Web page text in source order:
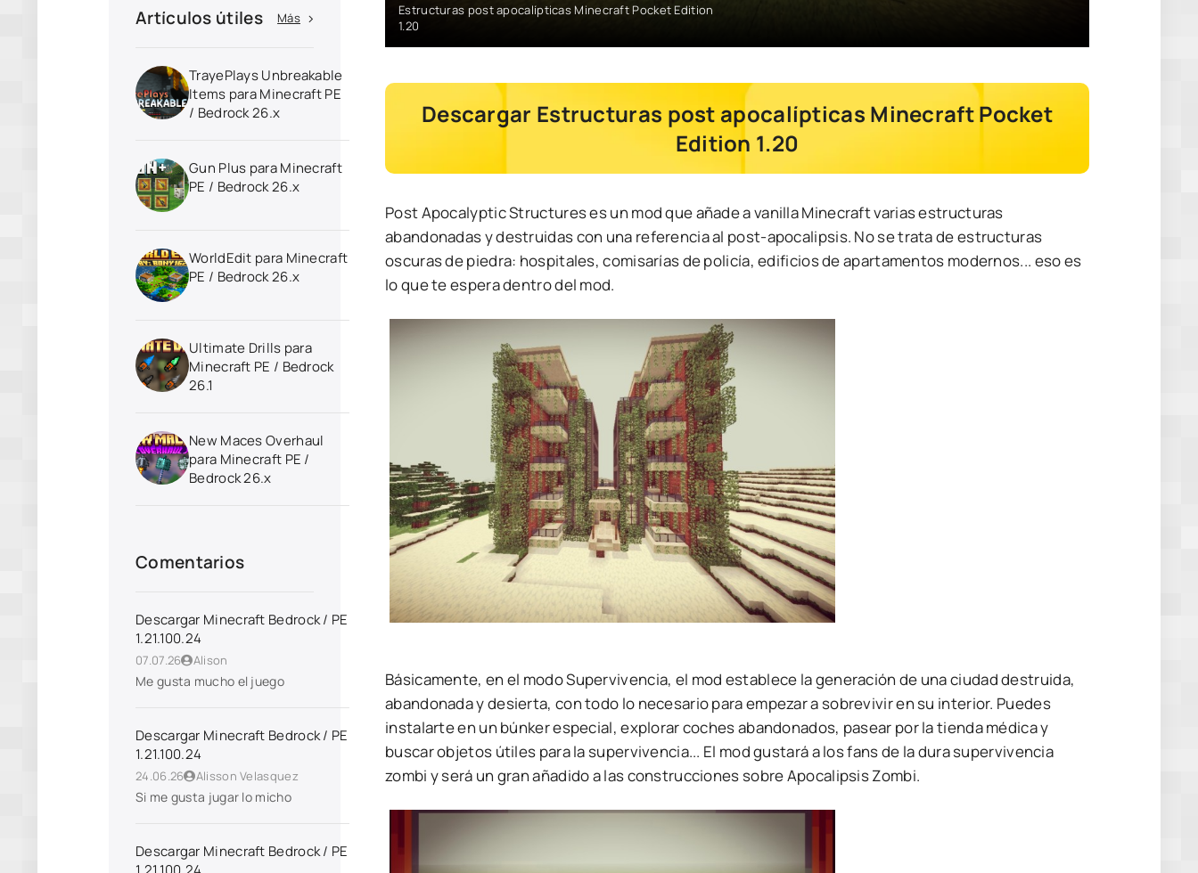
Estructuras post apocalípticas Minecraft Pocket Edition
1.20
Descargar Estructuras post apocalípticas Minecraft Pocket
Edition 1.20
Post Apocalyptic Structures es un mod que añade a vanilla Minecraft varias estructuras
abandonadas y destruidas con una referencia al post-apocalipsis. No se trata de estructuras
oscuras de piedra: hospitales, comisarías de policía, edificios de apartamentos modernos... eso es
lo que te espera dentro del mod.
Básicamente, en el modo Supervivencia, el mod establece la generación de una ciudad destruida,
abandonada y desierta, con todo lo necesario para empezar a sobrevivir en su interior. Puedes
instalarte en un búnker especial, explorar coches abandonados, pasear por la tienda médica y
buscar objetos útiles para la supervivencia... El mod gustará a los fans de la dura supervivencia
zombi y será un gran añadido a las construcciones sobre Apocalipsis Zombi.
Artículos útiles Más
TrayePlays Unbreakable
Items para Minecraft PE
/ Bedrock 26.x
Gun Plus para Minecraft
PE / Bedrock 26.x
WorldEdit para Minecraft
PE / Bedrock 26.x
Ultimate Drills para
Minecraft PE / Bedrock
26.1
New Maces Overhaul
para Minecraft PE /
Bedrock 26.x
Comentarios
Descargar Minecraft Bedrock / PE
1.21.100.24
07.07.26 Alison
Me gusta mucho el juego
Descargar Minecraft Bedrock / PE
1.21.100.24
24.06.26 Alisson Velasquez
Si me gusta jugar lo micho
Descargar Minecraft Bedrock / PE